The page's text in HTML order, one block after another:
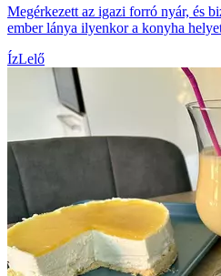
Megérkezett az igazi forró nyár, és
ember lánya ilyenkor a konyha
ÍzLelő